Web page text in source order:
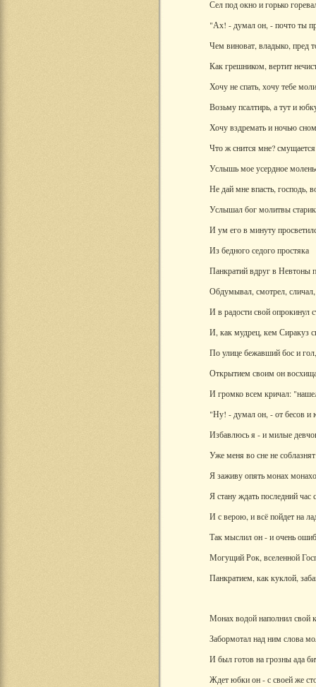
Сел под окно и горько
"Ах! - думал он, - почто ты
Чем виноват, владыко, пред
Как грешником, вертит
Хочу не спать, хочу тебе
Возьму псалтирь, а тут и
Хочу вздремать и ночью
Что ж снится мне?
Услышь мое усердное
Не дай мне впасть, господь,
Услышал бог молитвы
И ум его в минуту
Из бедного седого простяка
Панкратий вдруг в Невтоны
Обдумывал, смотрел,
И в радости свой опрокинул
И, как мудрец, кем Сиракуз
По улице бежавший бос и гол,
Открытием своим он
И громко всем кричал:
"Ну! - думал он, - от бесов и
Избавлюсь я - и милые
Уже меня во сне не
Я заживу опять монах
Я стану ждать последний час
И с верою, и всё пойдет на
Так мыслил он - и очень
Могущий Рок, вселенной
Панкратием, как куклой,
Монах водой наполнил свой
Забормотал над ним слова
И был готов на грозны ада
Ждет юбки он - с своей же